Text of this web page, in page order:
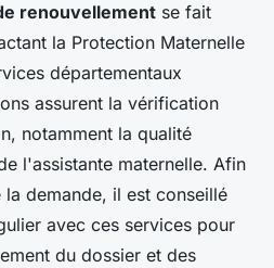
renouvellement se fait
la Protection Maternelle
départementaux
assurent la vérification
notamment la qualité
l'assistante maternelle. Afin
demande, il est conseillé
avec ces services pour
du dossier et des